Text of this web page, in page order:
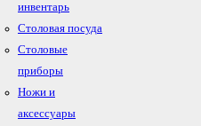
инвентарь
Столовая посуда
Столовые
приборы
Ножи и
аксессуары